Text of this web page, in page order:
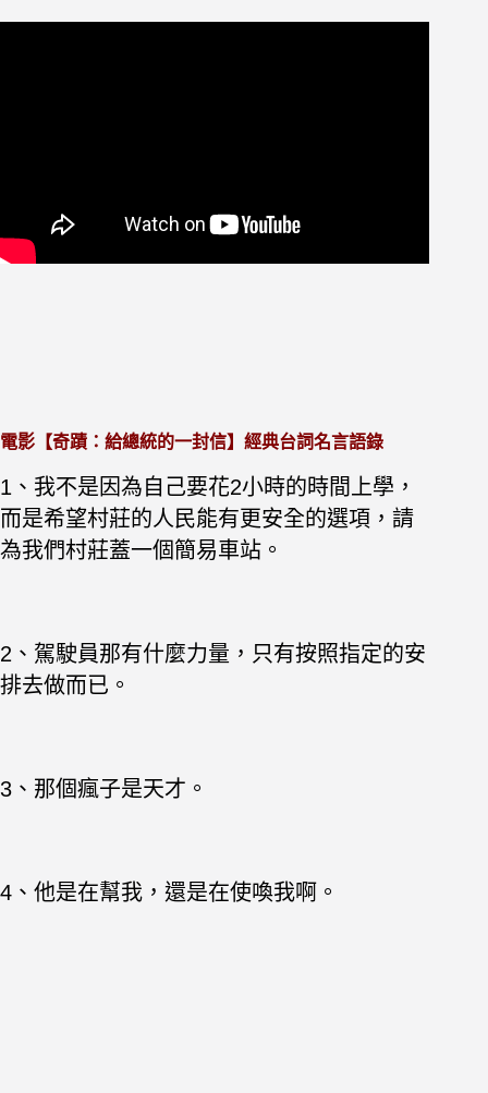
電影【奇蹟：給總統的一封信】經典台詞名言語錄
1、我不是因為自己要花2小時的時間上學，
而是希望村莊的人民能有更安全的選項，請
為我們村莊蓋一個簡易車站。
2、駕駛員那有什麼力量，只有按照指定的安
排去做而已。
3、那個瘋子是天才。
4、他是在幫我，還是在使喚我啊。